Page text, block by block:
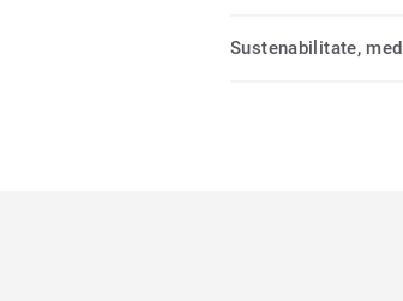
Sustenabilitate,